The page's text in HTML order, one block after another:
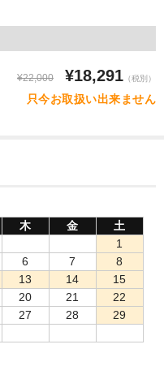
¥22,000 ¥18,291 （税別）
只今お取扱い出来ません
木 金
土
1
6 7
8
13 14
15
20 21
22
27 28
29